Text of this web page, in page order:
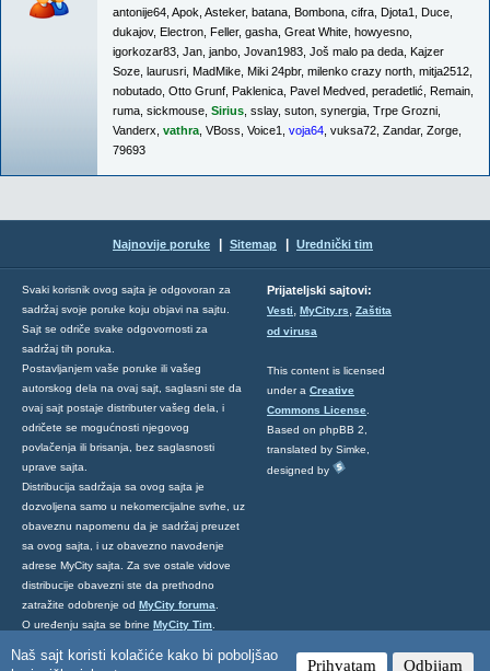
Naš sajt koristi kolačiće kako bi poboljšao
Prihvatam Odbijam
antonije64 Apok Asteker, batana Bombona cifra Djota1 Duce
dukajov, Electron Feller, gasha Great White howyesno
igorkozar83 Jan janbo Jovan1983 Još malo pa deda Kajzer
Soze laurusri MadMike Miki 24pbr, milenko crazy north mitja2512
nobutado Otto Grunf Paklenica Pavel Medved peradetlić Remain
ruma sickmouse Sirius sslay, suton synergia Trpe Grozni
Vanderx vathra VBoss Voice1 voja64 vuksa72 Zandar, Zorge
79693
Najnovije poruke Sitemap Urednički tim
Svaki korisnik ovog sajta je odgovoran za
sadržaj svoje poruke koju objavi na sajtu.
Sajt se odriče svake odgovornosti za
sadržaj tih poruka.
Postavljanjem vaše poruke ili vašeg
autorskog dela na ovaj sajt, saglasni ste da
ovaj sajt postaje distributer vašeg dela, i
odričete se mogućnosti njegovog
povlačenja ili brisanja, bez saglasnosti
uprave sajta.
Distribucija sadržaja sa ovog sajta je
dozvoljena samo u nekomercijalne svrhe, uz
obaveznu napomenu da je sadržaj preuzet
sa ovog sajta, i uz obavezno navođenje
adrese MyCity sajta. Za sve ostale vidove
distribucije obavezni ste da prethodno
zatražite odobrenje od MyCity foruma
O uređenju sajta se brine MyCity Tim
ovde.
Prijateljski sajtovi:
Vesti, MyCity.rs, Zaštita
od virusa
This content is licensed
under a Creative
Commons License
Based on phpBB 2,
translated by Simke,
designed by